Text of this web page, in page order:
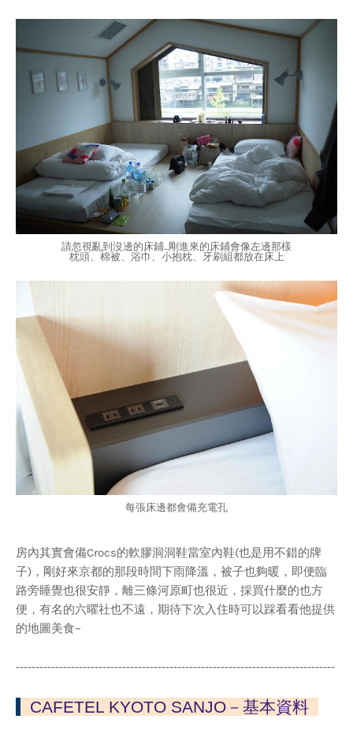
請忽視亂到沒邊的床鋪...剛進來的床鋪會像左邊那樣
枕頭、棉被、浴巾、小抱枕、牙刷組都放在床上
每張床邊都會備充電孔
房內其實會備Crocs的軟膠洞洞鞋當室內鞋(也是用不錯的牌
子)，剛好來京都的那段時間下雨降溫，被子也夠暖，即便臨
路旁睡覺也很安靜，離三條河原町也很近，採買什麼的也方
便，有名的六曜社也不遠，期待下次入住時可以踩看看他提供
的地圖美食~
---------------------------------------------------------------------------------
CAFETEL KYOTO SANJO－基本資料